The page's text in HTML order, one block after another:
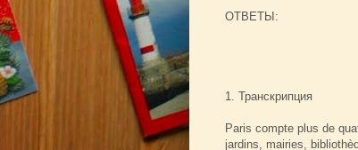
ОТВЕТЫ:
1. Транскрипция
Paris compte plus de
jardins, mairies,